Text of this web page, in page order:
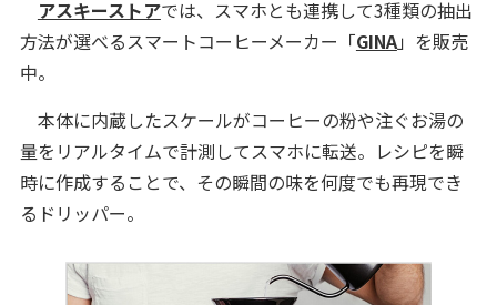
アスキーストアでは、スマホとも連携して3種類の抽出
方法が選べるスマートコーヒーメーカー「GINA」を販売
中。
本体に内蔵したスケールがコーヒーの粉や注ぐお湯の
量をリアルタイムで計測してスマホに転送。レシピを瞬
時に作成することで、その瞬間の味を何度でも再現でき
るドリッパー。